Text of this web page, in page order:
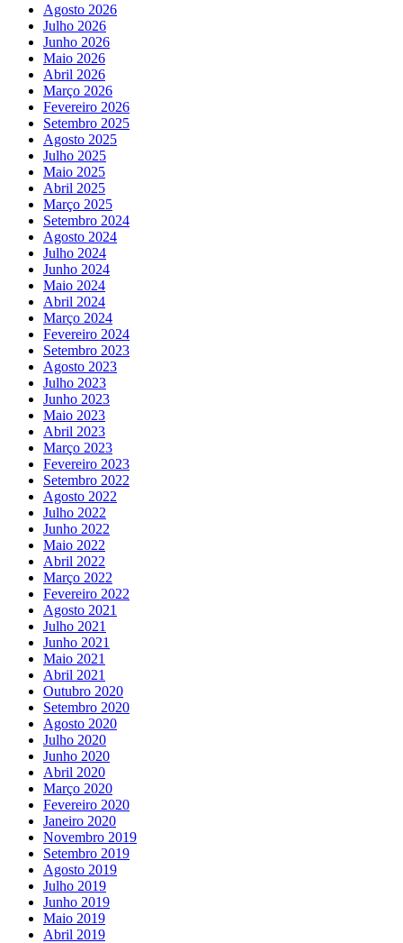
Agosto 2026
Julho 2026
Junho 2026
Maio 2026
Abril 2026
Março 2026
Fevereiro 2026
Setembro 2025
Agosto 2025
Julho 2025
Maio 2025
Abril 2025
Março 2025
Setembro 2024
Agosto 2024
Julho 2024
Junho 2024
Maio 2024
Abril 2024
Março 2024
Fevereiro 2024
Setembro 2023
Agosto 2023
Julho 2023
Junho 2023
Maio 2023
Abril 2023
Março 2023
Fevereiro 2023
Setembro 2022
Agosto 2022
Julho 2022
Junho 2022
Maio 2022
Abril 2022
Março 2022
Fevereiro 2022
Agosto 2021
Julho 2021
Junho 2021
Maio 2021
Abril 2021
Outubro 2020
Setembro 2020
Agosto 2020
Julho 2020
Junho 2020
Abril 2020
Março 2020
Fevereiro 2020
Janeiro 2020
Novembro 2019
Setembro 2019
Agosto 2019
Julho 2019
Junho 2019
Maio 2019
Abril 2019